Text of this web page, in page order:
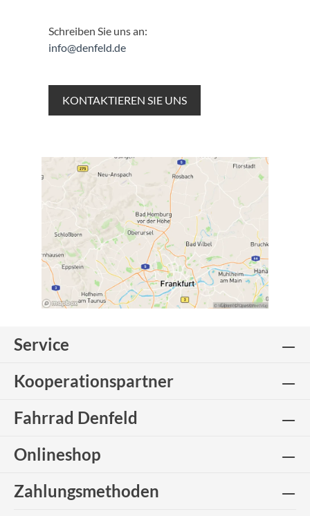
Schreiben Sie uns an:
info@denfeld.de
KONTAKTIEREN SIE UNS
Service
Kooperationspartner
Fahrrad Denfeld
Onlineshop
Zahlungsmethoden